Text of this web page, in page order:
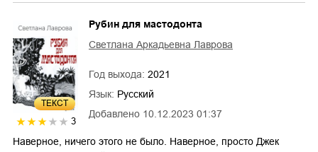
ТЕКСТ
3
Добавлено 10.12.2023 01:37
Рубин для мастодонта
Светлана Аркадьевна Лаврова
Год выхода: 2021
Язык: Русский
Наверное, ничего этого не было. Наверное, просто Джек